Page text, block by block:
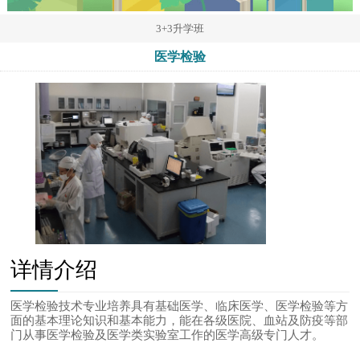
3+3升学班
医学检验
详情介绍
医学检验技术专业培养具有基础医学、临床医学、医学检验等方
面的基本理论知识和基本能力，能在各级医院、血站及防疫等部
门从事医学检验及医学类实验室工作的医学高级专门人才。